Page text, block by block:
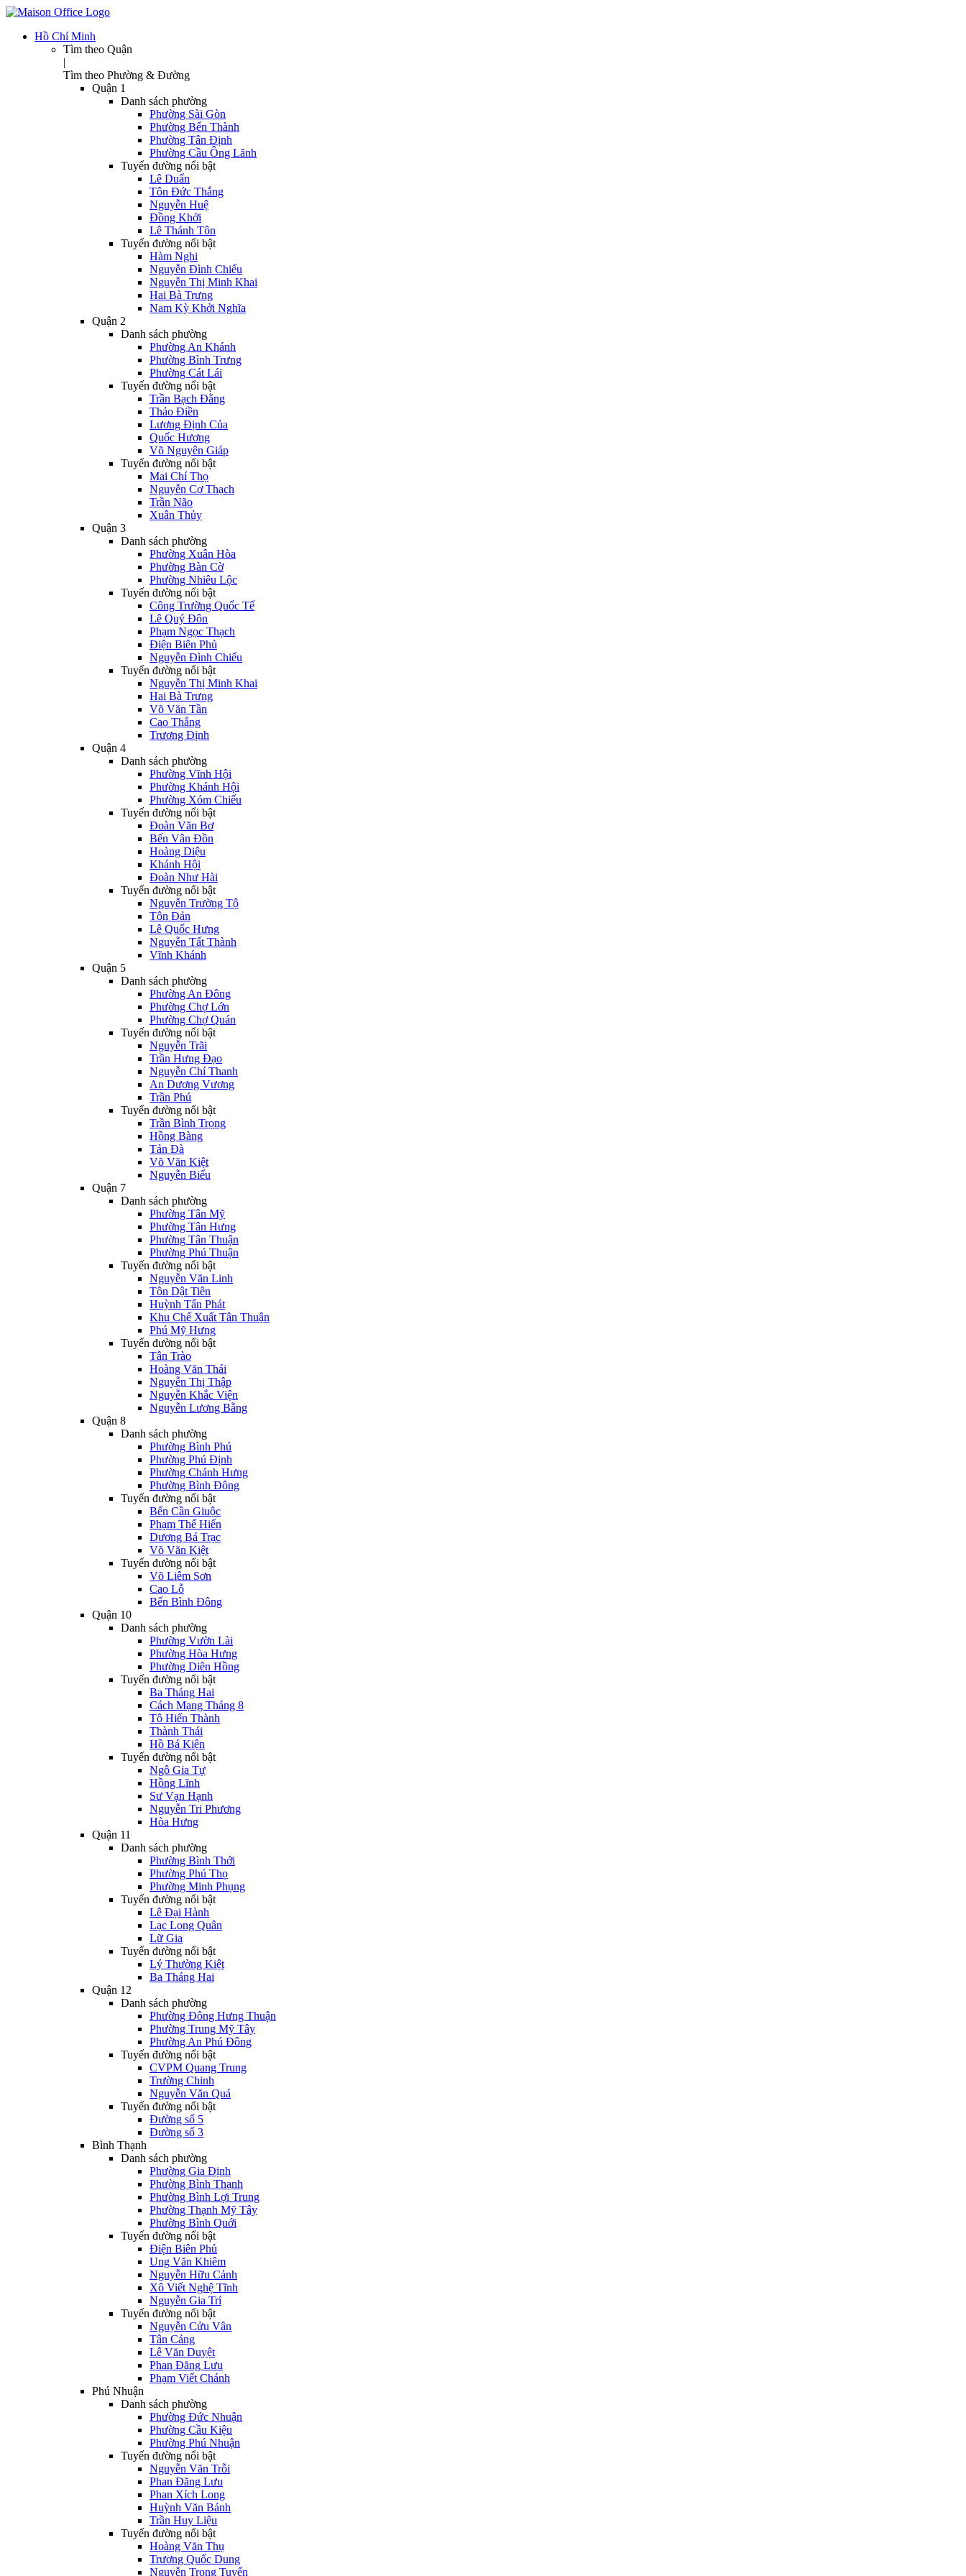
Hồ Chí Minh
Tìm theo Quận
|
Tìm theo Phường & Đường
Quận 1
Danh sách phường
Phường Sài Gòn
Phường Bến Thành
Phường Tân Định
Phường Cầu Ông Lãnh
Tuyến đường nổi bật
Lê Duẩn
Tôn Đức Thắng
Nguyễn Huệ
Đồng Khởi
Lê Thánh Tôn
Tuyến đường nổi bật
Hàm Nghi
Nguyễn Đình Chiểu
Nguyễn Thị Minh Khai
Hai Bà Trưng
Nam Kỳ Khởi Nghĩa
Quận 2
Danh sách phường
Phường An Khánh
Phường Bình Trưng
Phường Cát Lái
Tuyến đường nổi bật
Trần Bạch Đằng
Thảo Điền
Lương Định Của
Quốc Hương
Võ Nguyên Giáp
Tuyến đường nổi bật
Mai Chí Thọ
Nguyễn Cơ Thạch
Trần Não
Xuân Thủy
Quận 3
Danh sách phường
Phường Xuân Hòa
Phường Bàn Cờ
Phường Nhiêu Lộc
Tuyến đường nổi bật
Công Trường Quốc Tế
Lê Quý Đôn
Phạm Ngọc Thạch
Điện Biên Phủ
Nguyễn Đình Chiểu
Tuyến đường nổi bật
Nguyễn Thị Minh Khai
Hai Bà Trưng
Võ Văn Tần
Cao Thắng
Trương Định
Quận 4
Danh sách phường
Phường Vĩnh Hội
Phường Khánh Hội
Phường Xóm Chiếu
Tuyến đường nổi bật
Đoàn Văn Bơ
Bến Vân Đồn
Hoàng Diệu
Khánh Hội
Đoàn Như Hài
Tuyến đường nổi bật
Nguyễn Trường Tộ
Tôn Đản
Lê Quốc Hưng
Nguyễn Tất Thành
Vĩnh Khánh
Quận 5
Danh sách phường
Phường An Đông
Phường Chợ Lớn
Phường Chợ Quán
Tuyến đường nổi bật
Nguyễn Trãi
Trần Hưng Đạo
Nguyễn Chí Thanh
An Dương Vương
Trần Phú
Tuyến đường nổi bật
Trần Bình Trọng
Hồng Bàng
Tản Đà
Võ Văn Kiệt
Nguyễn Biểu
Quận 7
Danh sách phường
Phường Tân Mỹ
Phường Tân Hưng
Phường Tân Thuận
Phường Phú Thuận
Tuyến đường nổi bật
Nguyễn Văn Linh
Tôn Dật Tiên
Huỳnh Tấn Phát
Khu Chế Xuất Tân Thuận
Phú Mỹ Hưng
Tuyến đường nổi bật
Tân Trào
Hoàng Văn Thái
Nguyễn Thị Thập
Nguyễn Khắc Viện
Nguyễn Lương Bằng
Quận 8
Danh sách phường
Phường Bình Phú
Phường Phú Định
Phường Chánh Hưng
Phường Bình Đông
Tuyến đường nổi bật
Bến Cần Giuộc
Phạm Thế Hiển
Dương Bá Trạc
Võ Văn Kiệt
Tuyến đường nổi bật
Võ Liêm Sơn
Cao Lỗ
Bến Bình Đông
Quận 10
Danh sách phường
Phường Vườn Lài
Phường Hòa Hưng
Phường Diên Hồng
Tuyến đường nổi bật
Ba Tháng Hai
Cách Mạng Tháng 8
Tô Hiến Thành
Thành Thái
Hồ Bá Kiện
Tuyến đường nổi bật
Ngô Gia Tự
Hồng Lĩnh
Sư Vạn Hạnh
Nguyễn Tri Phương
Hòa Hưng
Quận 11
Danh sách phường
Phường Bình Thới
Phường Phú Thọ
Phường Minh Phụng
Tuyến đường nổi bật
Lê Đại Hành
Lạc Long Quân
Lữ Gia
Tuyến đường nổi bật
Lý Thường Kiệt
Ba Tháng Hai
Quận 12
Danh sách phường
Phường Đông Hưng Thuận
Phường Trung Mỹ Tây
Phường An Phú Đông
Tuyến đường nổi bật
CVPM Quang Trung
Trường Chinh
Nguyễn Văn Quá
Tuyến đường nổi bật
Đường số 5
Đường số 3
Bình Thạnh
Danh sách phường
Phường Gia Định
Phường Bình Thạnh
Phường Bình Lợi Trung
Phường Thạnh Mỹ Tây
Phường Bình Quới
Tuyến đường nổi bật
Điện Biên Phủ
Ung Văn Khiêm
Nguyễn Hữu Cảnh
Xô Viết Nghệ Tĩnh
Nguyễn Gia Trí
Tuyến đường nổi bật
Nguyễn Cửu Vân
Tân Cảng
Lê Văn Duyệt
Phan Đăng Lưu
Phạm Viết Chánh
Phú Nhuận
Danh sách phường
Phường Đức Nhuận
Phường Cầu Kiệu
Phường Phú Nhuận
Tuyến đường nổi bật
Nguyễn Văn Trỗi
Phan Đăng Lưu
Phan Xích Long
Huỳnh Văn Bánh
Trần Huy Liệu
Tuyến đường nổi bật
Hoàng Văn Thụ
Trương Quốc Dung
Nguyễn Trọng Tuyển